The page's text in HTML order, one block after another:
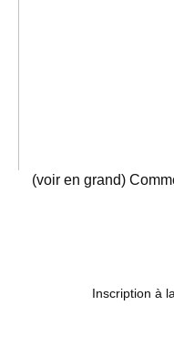
(voir en grand)
Inscription à